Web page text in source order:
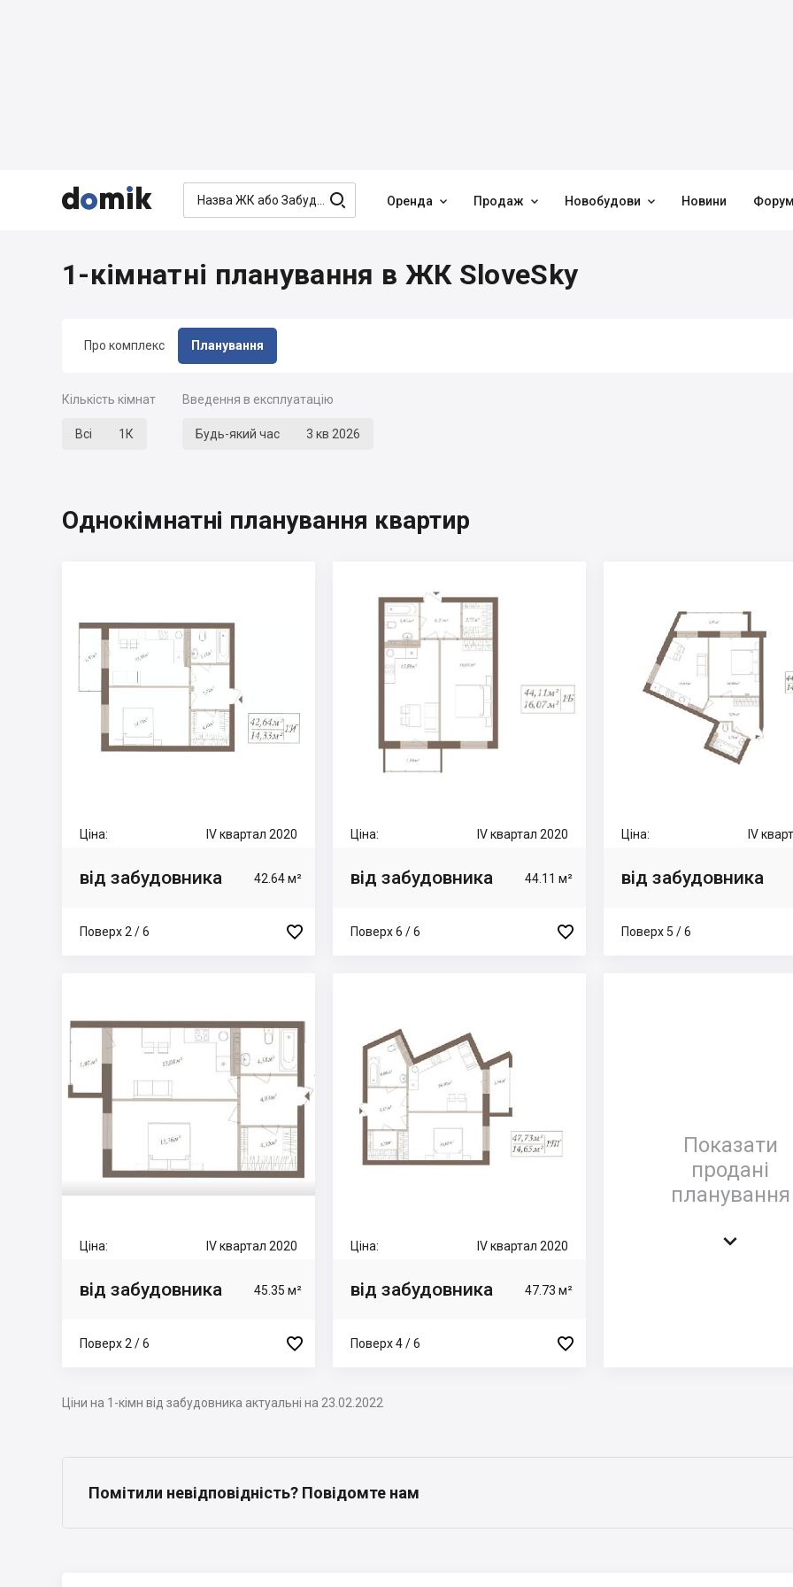


  Оренда  Продаж  Новобудови  Новини
Про комплекс Планування
1-кімнатні планування в ЖК SloveSky
Кількість кімнат
Всі 1К
Введення в експлуатацію
Будь-який час 3 кв 2026
Однокімнатні планування квартир
Ціна: IV квартал 2020
від забудовника 42.64 м²
Поверх 2 / 6 
Ціна: IV квартал 2020
від забудовника 44.11 м²
Поверх 6 / 6 
Ціна: IV
від забудовника
Поверх 5 / 6
Ціна: IV квартал 2020
від забудовника 45.35 м²
Поверх 2 / 6 
Ціна: IV квартал 2020
від забудовника 47.73 м²
Поверх 4 / 6 
Показати
продані
планування

Ціни на 1-кімн від забудовника актуальні на 23.02.2022
Помітили невідповідність? Повідомте нам